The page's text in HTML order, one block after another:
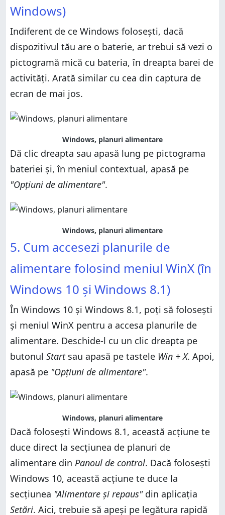
Windows)
Indiferent de ce Windows folosești, dacă
dispozitivul tău are o baterie, ar trebui să vezi o
pictogramă mică cu bateria, în dreapta barei de
activități. Arată similar cu cea din captura de
ecran de mai jos.
Windows, planuri alimentare
Dă clic dreapta sau apasă lung pe pictograma
bateriei și, în meniul contextual, apasă pe
"Opțiuni de alimentare".
Windows, planuri alimentare
5. Cum accesezi planurile de
alimentare folosind meniul WinX (în
Windows 10 și Windows 8.1)
În Windows 10 și Windows 8.1, poți să folosești
și meniul WinX pentru a accesa planurile de
alimentare. Deschide-l cu un clic dreapta pe
butonul Startsau apasă pe tastele Win + X. Apoi,
apasă pe "Opțiuni de alimentare".
Windows, planuri alimentare
Dacă folosești Windows 8.1, această acțiune te
duce direct la secțiunea de planuri de
alimentare din Panoul de control. Dacă folosești
Windows 10, această acțiune te duce la
secțiunea "Alimentare și repaus"din aplicația
Setări. Aici, trebuie să apeși pe legătura rapidă